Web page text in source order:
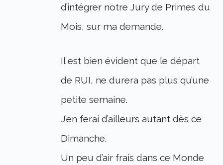
d’intégrer notre Jury de Primes du
Mois, sur ma demande.
Il est bien évident que le départ
de RUI, ne durera pas plus qu’une
petite semaine.
J’en ferai d’ailleurs autant dès ce
Dimanche.
Un peu d’air frais dans ce Monde